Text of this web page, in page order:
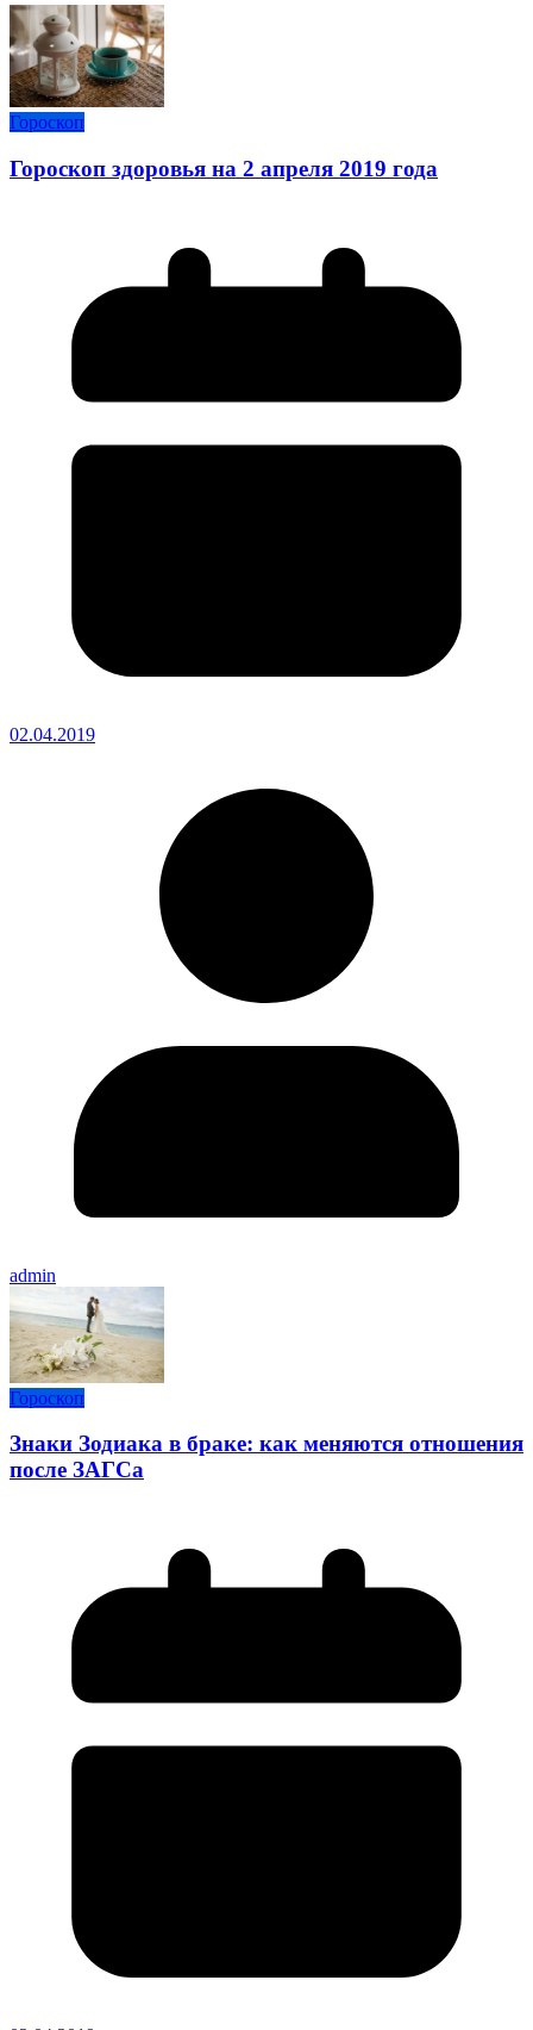
Гороскоп
Гороскоп здоровья на 2 апреля 2019 года
02.04.2019
admin
Гороскоп
Знаки Зодиака в браке: как меняются отношения
после ЗАГСа